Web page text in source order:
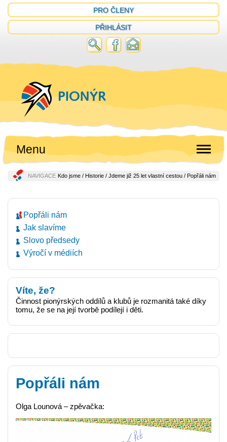
PRO ČLENY
PŘIHLÁSIT
Menu
NAVIGACE Kdo jsme / Historie / Jdeme již 25 let vlastní cestou / Popřáli nám
Popřáli nám
Jak slavíme
Slovo předsedy
Výročí v médiích
Víte, že?
Činnost pionýrských oddílů a klubů je rozmanitá také díky
tomu, že se na její tvorbě podílejí i děti.
Popřáli nám
Olga Lounová – zpěvačka: